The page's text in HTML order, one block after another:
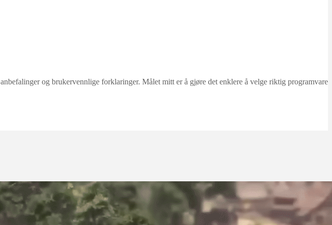
og brukervennlige forklaringer. Målet mitt er å gjøre det enklere å velge riktig programvare